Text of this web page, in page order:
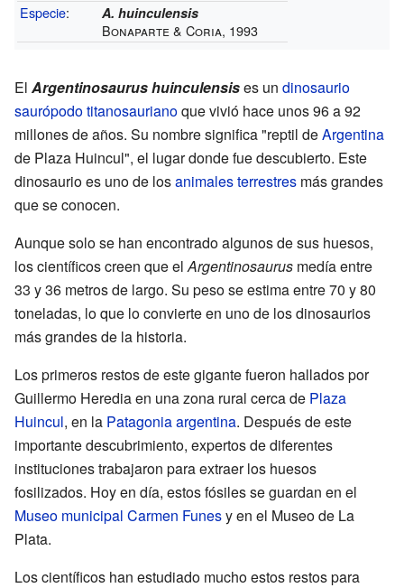
Especie: A. huinculensis
Bonaparte & Coria, 1993
El Argentinosaurus huinculensises un dinosaurio
saurópodotitanosaurianoque vivió hace unos 96 a 92
millones de años. Su nombre significa "reptil deArgentina
de Plaza Huincul", el lugar donde fue descubierto. Este
dinosaurio es uno de losanimales terrestres más grandes
que se conocen.
Aunque solo se han encontrado algunos de sus huesos,
los científicos creen que elArgentinosaurus medía entre
33 y 36 metros de largo. Su peso se estima entre 70 y 80
toneladas, lo que lo convierte en uno de los dinosaurios
más grandes de la historia.
Los primeros restos de este gigante fueron hallados por
Guillermo Heredia en una zona rural cerca de Plaza
Huincul, en la Patagonia argentina. Después de este
importante descubrimiento, expertos de diferentes
instituciones trabajaron para extraer los huesos
fosilizados. Hoy en día, estos fósiles se guardan en el
Museo municipal Carmen Funesy en el Museo de La
Plata.
Los científicos han estudiado mucho estos restos para